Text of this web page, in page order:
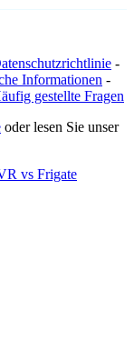
-
Informationen -
gestellte Fragen
oder lesen Sie unser
vs Frigate